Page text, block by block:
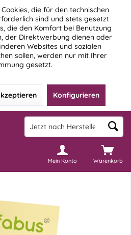
die für den technischen
sind und stets gesetzt
die den Komfort bei Benutzung
der Direktwerbung dienen oder
Websites und sozialen
sollen, werden nur mit Ihrer
gesetzt.
Konfigurieren
Warenkorb
Mein Konto